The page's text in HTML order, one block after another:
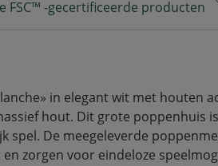
FSC™ -gecertificeerde producten
in elegant wit met houten
hout. Dit grote poppenhuis
spel. De meegeleverde
zorgen voor eindeloze